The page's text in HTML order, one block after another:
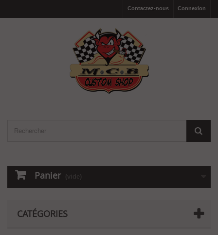
Connexion
Contactez-nous
Panier (vide)
CATÉGORIES